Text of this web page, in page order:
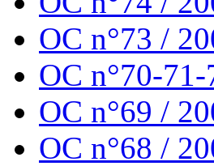
OC n°73 /
OC n°70-
OC n°69 /
OC n°68 /